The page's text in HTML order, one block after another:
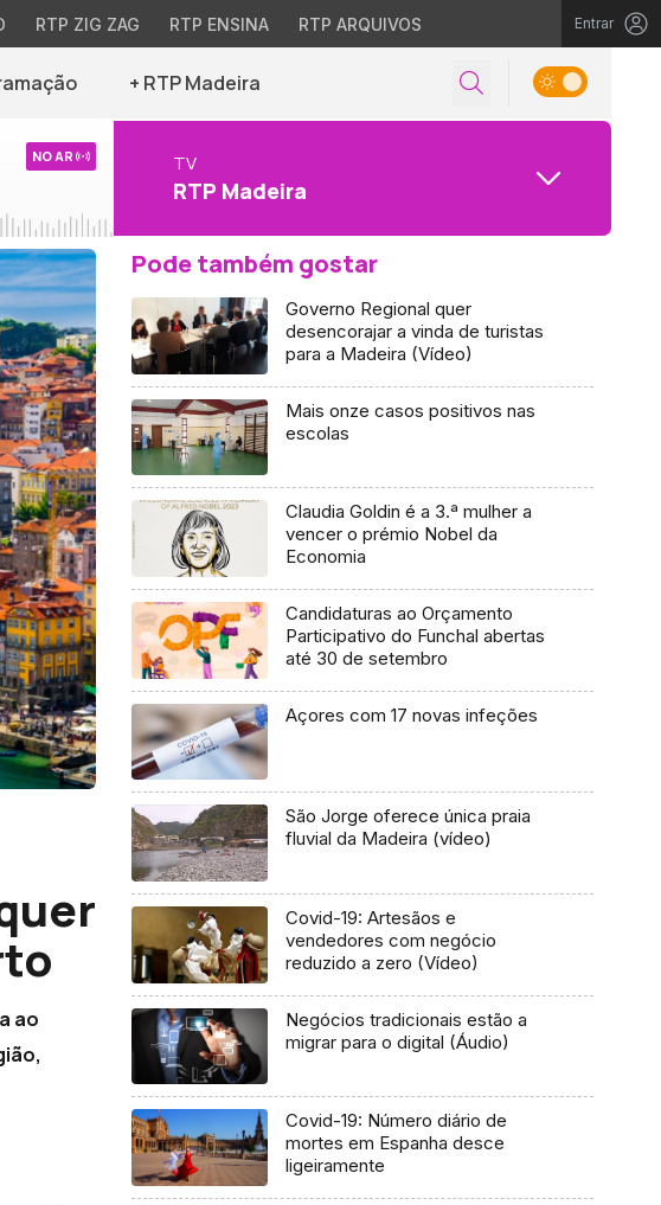
RTP ZIG ZAG RTP ENSINA RTP ARQUIVOS Entrar
+ RTP Madeira
NO AR TV
RTP Madeira
ao
Pode também gostar
Governo Regional quer
desencorajar a vinda de turistas
para a Madeira (Vídeo)
Mais onze casos positivos nas
escolas
Claudia Goldin é a 3.ª mulher a
vencer o prémio Nobel da
Economia
Candidaturas ao Orçamento
Participativo do Funchal abertas
até 30 de setembro
Açores com 17 novas infeções
São Jorge oferece única praia
fluvial da Madeira (vídeo)
Covid-19: Artesãos e
vendedores com negócio
reduzido a zero (Vídeo)
Negócios tradicionais estão a
migrar para o digital (Áudio)
Covid-19: Número diário de
mortes em Espanha desce
ligeiramente